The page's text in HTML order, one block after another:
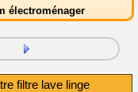
électroménager
filtre lave linge